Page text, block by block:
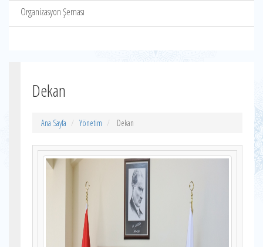
Organizasyon Şeması
Dekan
Ana Sayfa Yönetim Dekan